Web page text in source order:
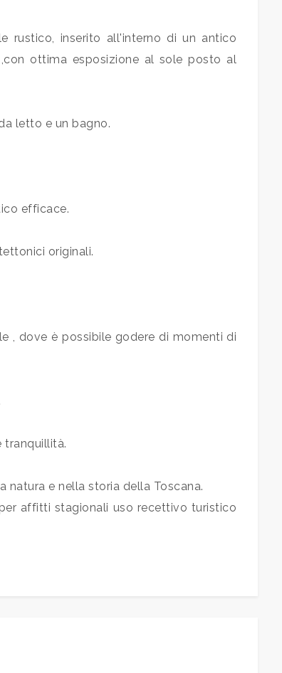
rustico, inserito all'interno di un antico
ottima esposizione al sole posto al
letto e un bagno.
efficace.
originali.
, dove è possibile godere di momenti di
tranquillità.
e nella storia della Toscana.
affitti stagionali uso recettivo turistico